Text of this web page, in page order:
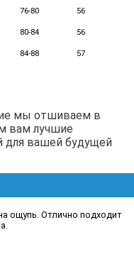
76-80
56
80-84
56
84-88 57
мы отшиваем в
вам лучшие
для вашей будущей
ощупь. Отлично подходит